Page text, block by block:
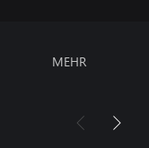
MEHR